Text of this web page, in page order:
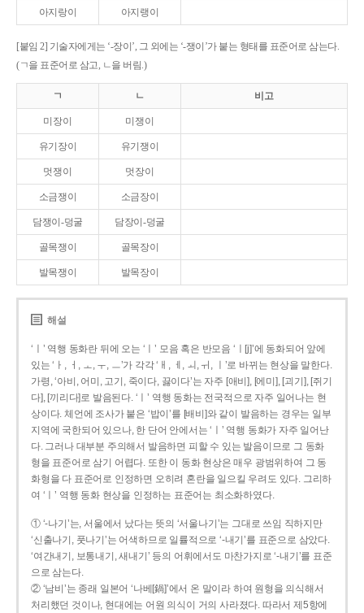
아지랑이 아지랭이
[붙임 2] 기술자에게는 ‘-장이’, 그 외에는 ‘-쟁이’가 붙는 형태를 표준어로 삼는다.
(ㄱ을 표준어로 삼고, ㄴ을 버림.)
ㄱ ㄴ 비고
미장이 미쟁이
유기장이 유기쟁이
멋쟁이 멋장이
소금쟁이 소금장이
담쟁이-덩굴 담장이-덩굴
골목쟁이 골목장이
발목쟁이 발목장이
해설
‘ㅣ’ 역행 동화란 뒤에 오는 ‘ㅣ’ 모음 혹은 반모음 ‘ㅣ[j]’에 동화되어 앞에
있는 ‘ㅏ, ㅓ, ㅗ, ㅜ, ㅡ’가 각각 ‘ㅐ, ㅔ, ㅚ, ㅟ, ㅣ’로 바뀌는 현상을 말한다.
가령, ‘아비, 어미, 고기, 죽이다, 끓이다’는 자주 [애비], [에미], [괴기], [쥐기
다], [끼리다]로 발음된다. ‘ㅣ’ 역행 동화는 전국적으로 자주 일어나는 현
상이다. 체언에 조사가 붙은 ‘밥이’를 [배비]와 같이 발음하는 경우는 일부
지역에 국한되어 있으나, 한 단어 안에서는 ‘ㅣ’ 역행 동화가 자주 일어난
다. 그러나 대부분 주의해서 발음하면 피할 수 있는 발음이므로 그 동화
형을 표준어로 삼기 어렵다. 또한 이 동화 현상은 매우 광범위하여 그 동
화형을 다 표준어로 인정하면 오히려 혼란을 일으킬 우려도 있다. 그리하
여 ‘ㅣ’ 역행 동화 현상을 인정하는 표준어는 최소화하였다.
① ‘-나기’는, 서울에서 났다는 뜻의 ‘서울나기’는 그대로 쓰임 직하지만
‘신출나기, 풋나기’는 어색하므로 일률적으로 ‘-내기’를 표준으로 삼았다.
‘여간내기, 보통내기, 새내기’ 등의 어휘에서도 마찬가지로 ‘-내기’를 표준
으로 삼는다.
② ‘남비’는 종래 일본어 ‘나베[鍋]’에서 온 말이라 하여 원형을 의식해서
처리했던 것이나, 현대에는 어원 의식이 거의 사라졌다. 따라서 제5항에